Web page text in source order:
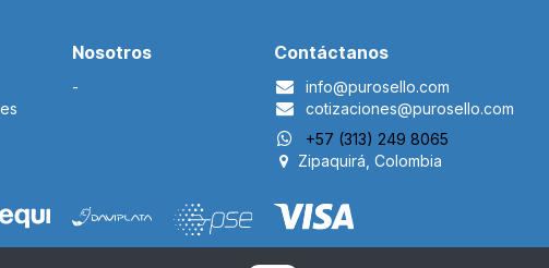
Contáctanos
i​nfo@purosello.com
cotizaciones@purosello.com
+57 (313) 249 8065
Zipaquirá, Colombia
Nosotros
-​